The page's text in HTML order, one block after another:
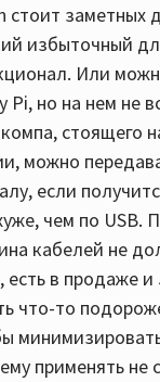
стоит заметных
избыточный
Или
Pi, но на нем не
стоящего
можно
если
чем по USB.
кабелей не
в продаже и
что-то
применять не